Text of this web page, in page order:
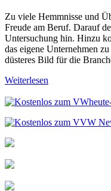
Zu viele Hemmnisse und
Freude am Beruf. Darauf
Untersuchung hin. Hinzu
das eigene Unternehmen
düsteres Bild für die
Weiterlesen